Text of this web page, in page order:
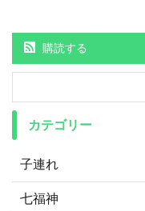
購読する
カテゴリー
子連れ
七福神